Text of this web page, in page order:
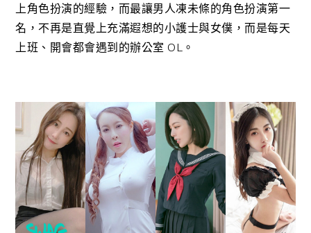
上角色扮演的經驗，而最讓男人凍未條的角色扮演第一
名，不再是直覺上充滿遐想的小護士與女僕，而是每天
上班、開會都會遇到的辦公室 OL。